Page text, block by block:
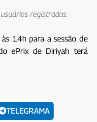
registrados.
14h para a sessão de
ePrix de Diriyah terá
TELEGRAMA